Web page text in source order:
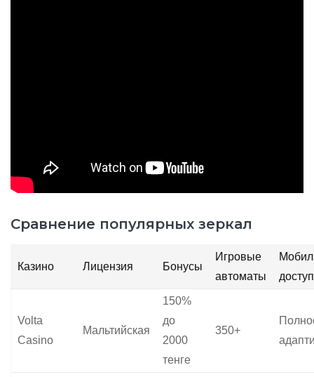
Сравнение популярных зеркал
Казино Лицензия Бонусы
Игровые
автоматы
доступ
Volta
Casino
Мальтийская
150%
до
2000
тенге
350+